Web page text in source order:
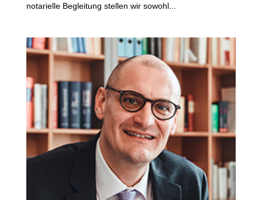
notarielle Begleitung stellen wir sowohl...